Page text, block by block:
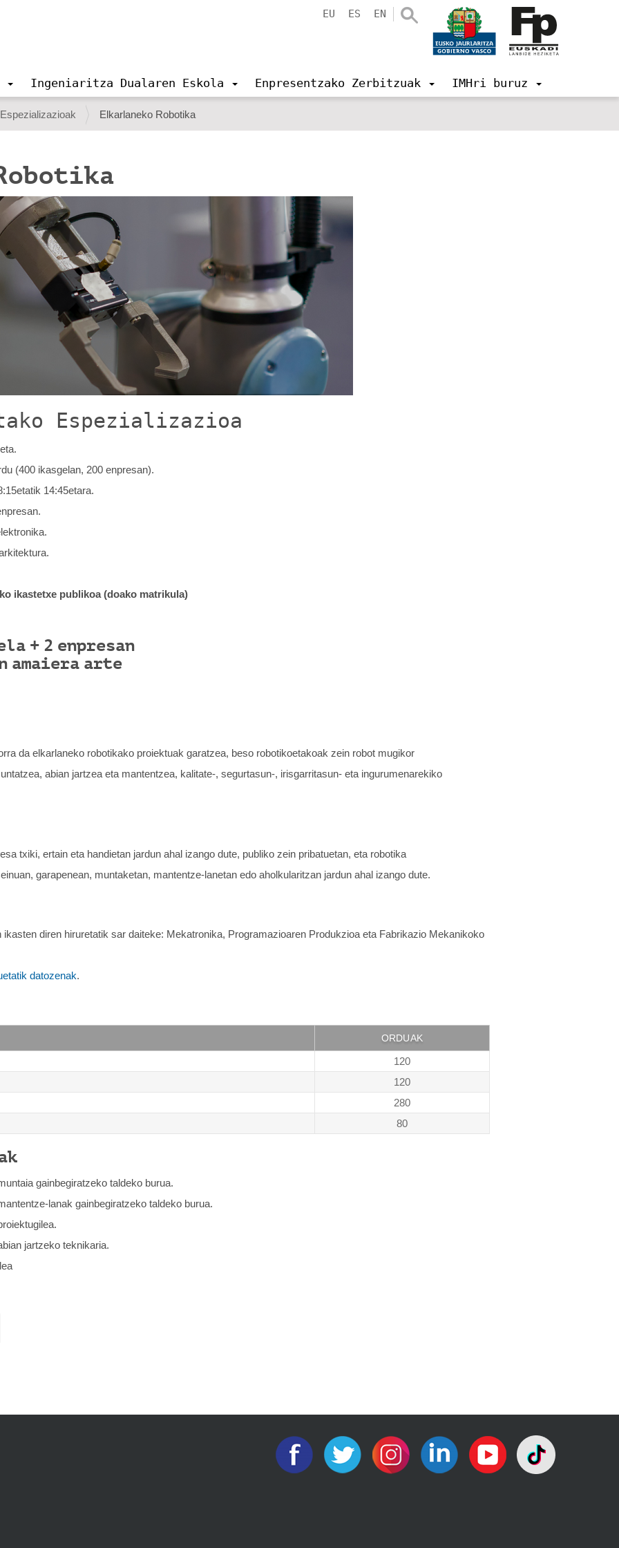
EU ES EN
Ingeniaritza Dualaren Eskola Enpresentzako Zerbitzuak IMHri buruz
Elkarlaneko Robotika
Espezializazioa
(400 ikasgelan, 200 enpresan).
14:45etara.
ikastetxe publikoa (doako matrikula)
+ 2 enpresan
arte
da elkarlaneko robotikako proiektuak garatzea, beso robotikoetakoak zein robot mugikor
abian jartzea eta mantentzea, kalitate-, segurtasun-, irisgarritasun- eta ingurumenarekiko
txiki, ertain eta handietan jardun ahal izango dute, publiko zein pribatuetan, eta robotika
garapenean, muntaketan, mantentze-lanetan edo aholkularitzan jardun ahal izango dute.
diren hiruretatik sar daiteke: Mekatronika, Programazioaren Produkzioa eta Fabrikazio Mekanikoko
datozenak.
ORDUAK
120
120
280
80
gainbegiratzeko taldeko burua.
lanak gainbegiratzeko taldeko burua.
jartzeko teknikaria.